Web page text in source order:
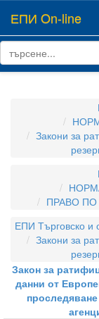
ЕПИ On-line
Закони за
ПРАВО
ЕПИ Търговско и
Закони за
Закон за
данни от